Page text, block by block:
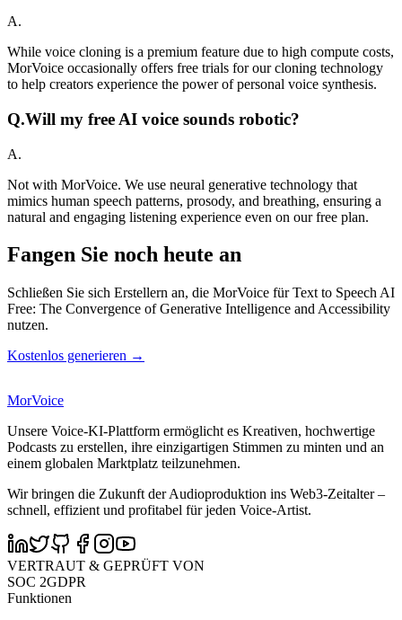
A.
While voice cloning is a premium feature due to high compute costs,
MorVoice occasionally offers free trials for our cloning technology
to help creators experience the power of personal voice synthesis.
Q.Will my free AI voice sounds robotic?
A.
Not with MorVoice. We use neural generative technology that
mimics human speech patterns, prosody, and breathing, ensuring a
natural and engaging listening experience even on our free plan.
Fangen Sie noch heute an
Schließen Sie sich Erstellern an, die MorVoice für Text to Speech AI
Free: The Convergence of Generative Intelligence and Accessibility
nutzen.
Kostenlos generieren →
MorVoice
Unsere Voice-KI-Plattform ermöglicht es Kreativen, hochwertige
Podcasts zu erstellen, ihre einzigartigen Stimmen zu minten und an
einem globalen Marktplatz teilzunehmen.
Wir bringen die Zukunft der Audioproduktion ins Web3-Zeitalter –
schnell, effizient und profitabel für jeden Voice-Artist.
VERTRAUT & GEPRÜFT VON
SOC 2GDPR
Funktionen